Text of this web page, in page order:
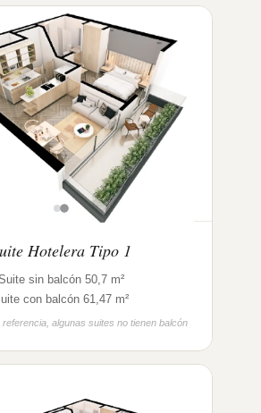
Hotelera Tipo 1
sin balcón 50,7 m²
con balcón 61,47 m²
referencia, algunas suites no tienen balcón